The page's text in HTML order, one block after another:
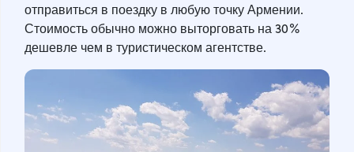
отправиться в поездку в любую точку Армении.
Стоимость обычно можно выторговать на 30%
дешевле чем в туристическом агентстве.